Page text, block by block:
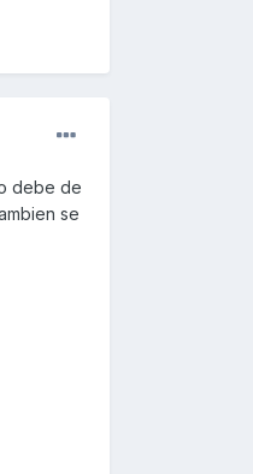
debe de
se